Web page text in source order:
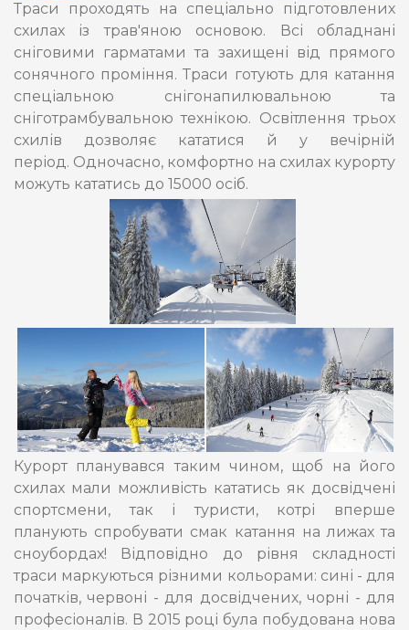
Траси проходять на спеціально підготовлених
схилах із трав'яною основою. Всі обладнані
сніговими гарматами та захищені від прямого
сонячного проміння. Траси готують для катання
спеціальною снігонапилювальною та
сніготрамбувальною технікою. Освітлення трьох
схилів дозволяє кататися й у вечірній
період. Одночасно, комфортно на схилах курорту
можуть кататись до 15000 осіб.
Курорт планувався таким чином, щоб на його
схилах мали можливість кататись як досвідчені
спортсмени, так і туристи, котрі вперше
планують спробувати смак катання на лижах та
сноубордах! Відповідно до рівня складності
траси маркуються різними кольорами: сині - для
початків, червоні - для досвідчених, чорні - для
професіоналів. В 2015 році була побудована нова